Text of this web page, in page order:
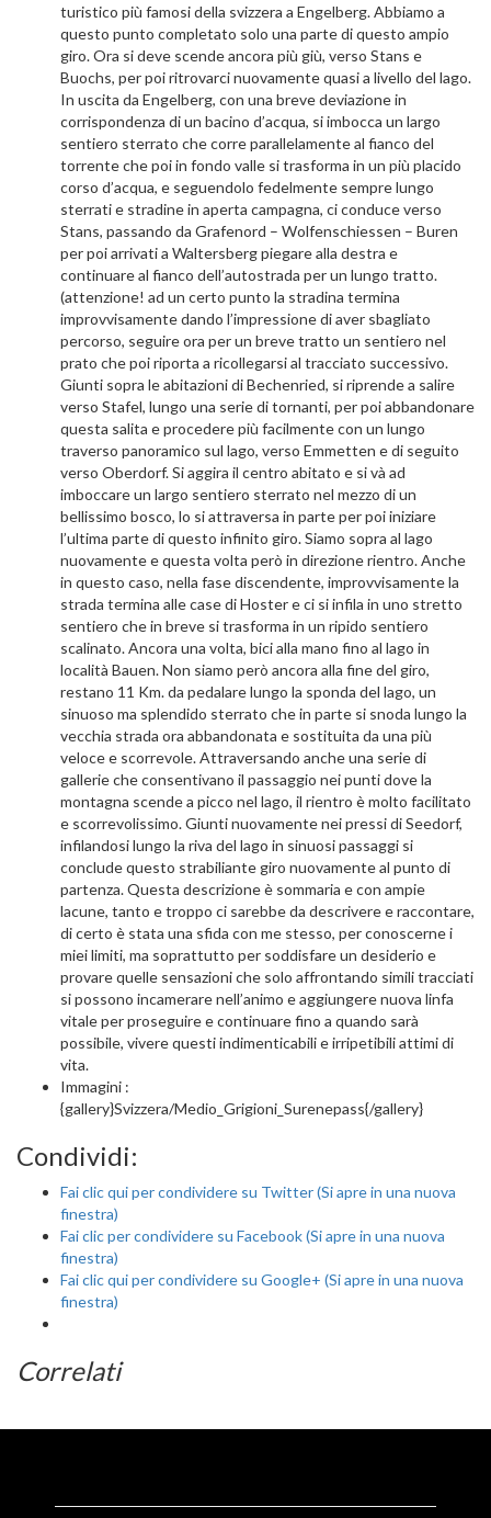
turistico più famosi della svizzera a Engelberg. Abbiamo a
questo punto completato solo una parte di questo ampio
giro. Ora si deve scende ancora più giù, verso Stans e
Buochs, per poi ritrovarci nuovamente quasi a livello del lago.
In uscita da Engelberg, con una breve deviazione in
corrispondenza di un bacino d’acqua, si imbocca un largo
sentiero sterrato che corre parallelamente al fianco del
torrente che poi in fondo valle si trasforma in un più placido
corso d’acqua, e seguendolo fedelmente sempre lungo
sterrati e stradine in aperta campagna, ci conduce verso
Stans, passando da Grafenord – Wolfenschiessen – Buren
per poi arrivati a Waltersberg piegare alla destra e
continuare al fianco dell’autostrada per un lungo tratto.
(attenzione! ad un certo punto la stradina termina
improvvisamente dando l’impressione di aver sbagliato
percorso, seguire ora per un breve tratto un sentiero nel
prato che poi riporta a ricollegarsi al tracciato successivo.
Giunti sopra le abitazioni di Bechenried, si riprende a salire
verso Stafel, lungo una serie di tornanti, per poi abbandonare
questa salita e procedere più facilmente con un lungo
traverso panoramico sul lago, verso Emmetten e di seguito
verso Oberdorf. Si aggira il centro abitato e si và ad
imboccare un largo sentiero sterrato nel mezzo di un
bellissimo bosco, lo si attraversa in parte per poi iniziare
l’ultima parte di questo infinito giro. Siamo sopra al lago
nuovamente e questa volta però in direzione rientro. Anche
in questo caso, nella fase discendente, improvvisamente la
strada termina alle case di Hoster e ci si infila in uno stretto
sentiero che in breve si trasforma in un ripido sentiero
scalinato. Ancora una volta, bici alla mano fino al lago in
località Bauen. Non siamo però ancora alla fine del giro,
restano 11 Km. da pedalare lungo la sponda del lago, un
sinuoso ma splendido sterrato che in parte si snoda lungo la
vecchia strada ora abbandonata e sostituita da una più
veloce e scorrevole. Attraversando anche una serie di
gallerie che consentivano il passaggio nei punti dove la
montagna scende a picco nel lago, il rientro è molto facilitato
e scorrevolissimo. Giunti nuovamente nei pressi di Seedorf,
infilandosi lungo la riva del lago in sinuosi passaggi si
conclude questo strabiliante giro nuovamente al punto di
partenza. Questa descrizione è sommaria e con ampie
lacune, tanto e troppo ci sarebbe da descrivere e raccontare,
di certo è stata una sfida con me stesso, per conoscerne i
miei limiti, ma soprattutto per soddisfare un desiderio e
provare quelle sensazioni che solo affrontando simili tracciati
si possono incamerare nell’animo e aggiungere nuova linfa
vitale per proseguire e continuare fino a quando sarà
possibile, vivere questi indimenticabili e irripetibili attimi di
vita.
Immagini :
{gallery}Svizzera/Medio_Grigioni_Surenepass{/gallery}
Condividi:
Fai clic qui per condividere su Twitter (Si apre in una nuova
finestra)
Fai clic per condividere su Facebook (Si apre in una nuova
finestra)
Fai clic qui per condividere su Google+ (Si apre in una nuova
finestra)
Correlati